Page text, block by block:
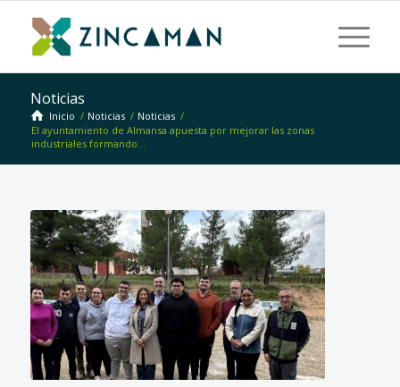
Noticias
Inicio / Noticias / Noticias /
El ayuntamiento de Almansa apuesta por mejorar las zonas
industriales formando...